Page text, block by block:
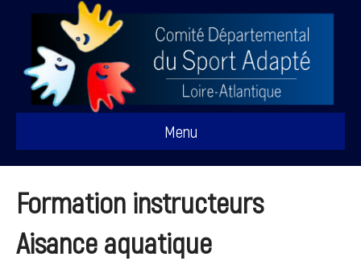
Menu
Formation instructeurs
Aisance aquatique